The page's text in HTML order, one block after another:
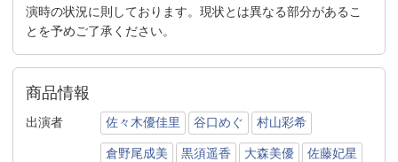
演時の状況に則しております。現状とは異なる部分があるこ
とを予めご了承ください。
商品情報
出演者 佐々木優佳里 谷口めぐ 村山彩希
倉野尾成美 黒須遥香 大森美優 佐藤妃星